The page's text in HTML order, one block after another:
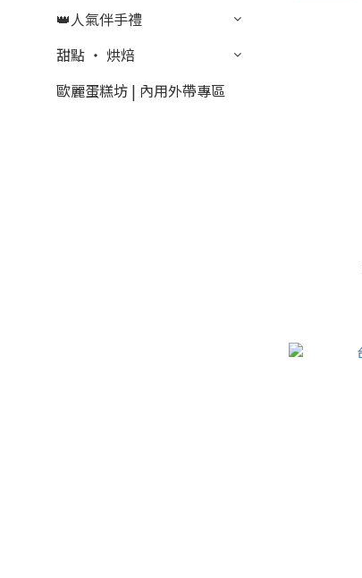
👑人氣伴手禮
甜點 ‧ 烘焙
歐麗蛋糕坊 | 內用外帶專區